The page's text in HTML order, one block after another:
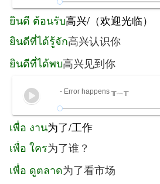
ยินดี ต้อนรับ高兴/（欢迎光临）
ยินดีที่ได้รู้จัก高兴认识你
ยินดีที่ได้พบ高兴见到你
- Error happens ╥﹏╥
เพื่อ งาน为了/工作
เพื่อ ใคร为了谁？
เพื่อ ดูตลาด为了看市场